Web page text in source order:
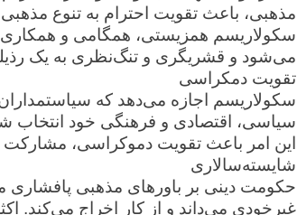
مذهبی، باعث تقویت احترام به تنوع
سکولاریسم همزیستی، همگامی و همکاری
می‌شود و قشریگری و تنگ‌نظری به یک
تقویت دمکراسی
سکولاریسم اجازه می‌دهد که سیاستمداران
سیاسی، اقتصادی و فرهنگی خود انتخاب
این امر باعث تقویت دموکراسی،
شایسته‌سالاری
حکومت دینی بر باورهای مذهبی
غیرخودی می‌داند و از کار اخراج می‌کند.